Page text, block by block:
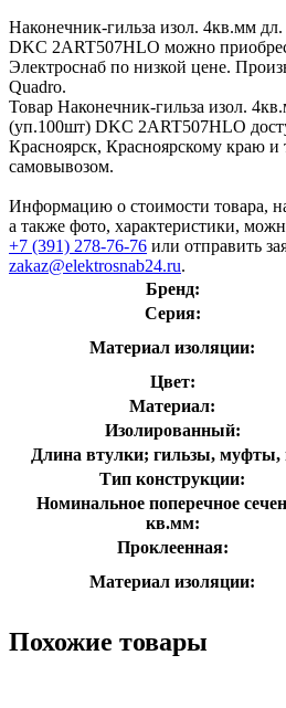
Наконечник-гильза изол. 4кв.мм
DKC 2ART507HLO можно
Электроснаб по низкой цене.
Quadro.
Товар Наконечник-гильза изол.
(уп.100шт) DKC 2ART507HLO
Красноярск, Красноярскому краю
самовывозом.
Информацию о стоимости товара,
а также фото, характеристики,
+7 (391) 278-76-76 или отправить
zakaz@elektrosnab24.ru.
Бренд:
Серия:
Материал изоляции:
Цвет:
Материал:
Изолированный:
Длина втулки; гильзы,
Тип конструкции:
Номинальное поперечное
кв.мм:
Проклеенная:
Материал изоляции:
Похожие товары